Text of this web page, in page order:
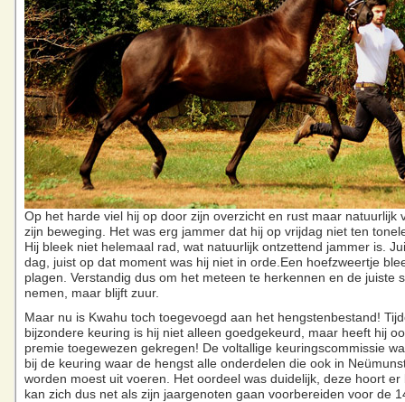
Op het harde viel hij op door zijn overzicht en rust maar natuurlijk
zijn beweging. Het was erg jammer dat hij op vrijdag niet ten
Hij bleek niet helemaal rad, wat natuurlijk ontzettend jammer is.
dag, juist op dat moment was hij niet in orde.Een hoefzweertje
plagen. Verstandig dus om het meteen te herkennen en de juiste
nemen, maar blijft zuur.
Maar nu is Kwahu toch toegevoegd aan het hengstenbestand!
bijzondere keuring is hij niet alleen goedgekeurd, maar heeft hij
premie toegewezen gekregen! De voltallige keuringscommissie
bij de keuring waar de hengst alle onderdelen die ook in
worden moest uit voeren. Het oordeel was duidelijk, deze hoort er
kan zich dus net als zijn jaargenoten gaan voorbereiden voor de